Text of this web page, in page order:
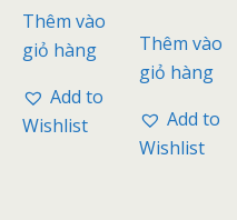
p
h
n
5
a
Thêm vào
giỏ hàng
Add to
Wishlist
p
h
n
5
a
Thêm vào
giỏ hàng
Add to
Wishlist